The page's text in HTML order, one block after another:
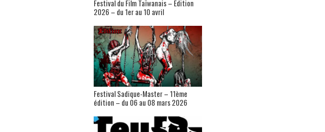
Festival du Film Taïwanais – Édition
2026 – du 1er au 10 avril
Festival Sadique-Master – 11ème
édition – du 06 au 08 mars 2026